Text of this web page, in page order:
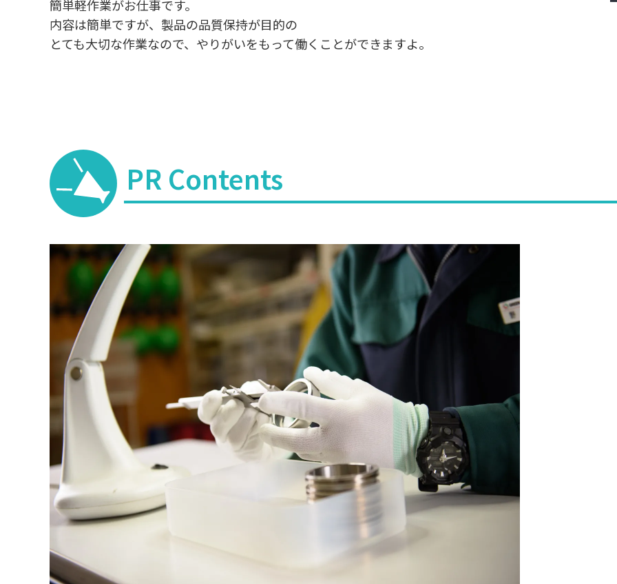
簡単軽作業がお仕事です。
内容は簡単ですが、製品の品質保持が目的の
とても大切な作業なので、やりがいをもって働くことができますよ。
PR Contents